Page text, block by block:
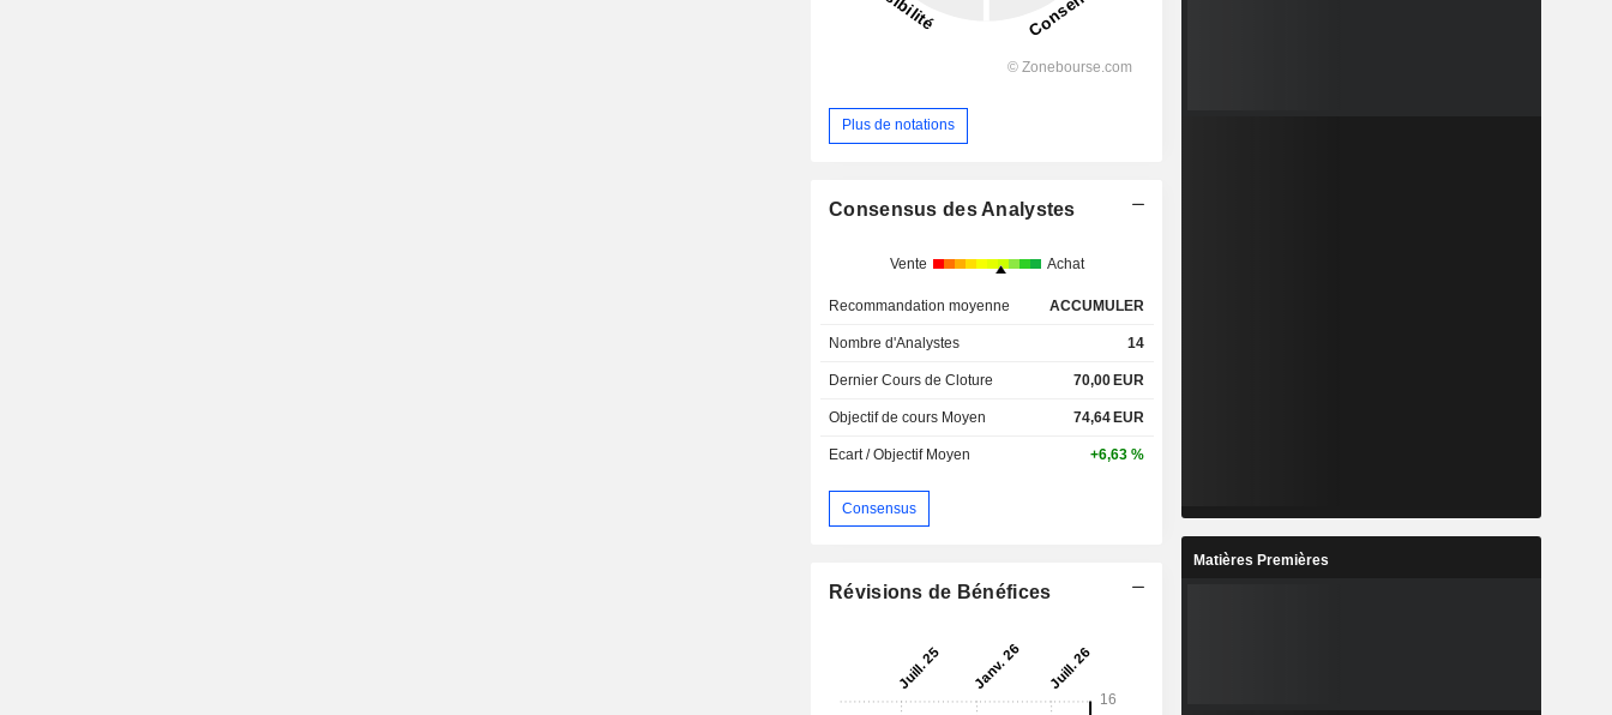
Plus de notations
Consensus des Analystes
Vente Achat
Recommandation moyenne ACCUMULER
Nombre d'Analystes 14
Dernier Cours de Cloture 70,00 EUR
Objectif de cours Moyen 74,64 EUR
Ecart / Objectif Moyen +6,63 %
Consensus
Révisions de Bénéfices
Matières Premières